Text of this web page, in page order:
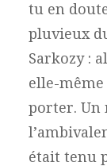
tu en
pluvieux
Sarkozy :
elle-
porter. Un
était tenu